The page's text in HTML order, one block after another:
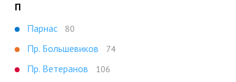
П
Парнас
80
Пр. Большевиков 74
Пр. Ветеранов 106